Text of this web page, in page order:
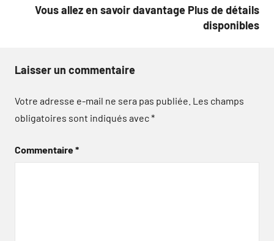
Vous allez en savoir davantage Plus de détails
disponibles
Laisser un commentaire
Votre adresse e-mail ne sera pas publiée. Les champs
obligatoires sont indiqués avec*
Commentaire*